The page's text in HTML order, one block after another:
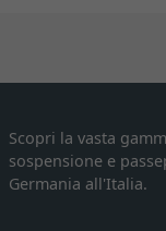
Scopri la vasta
sospensione e
Germania all'Italia.